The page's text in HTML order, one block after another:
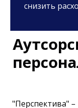
снизить
"Перспектива"